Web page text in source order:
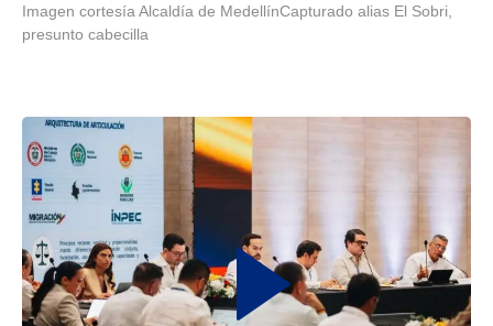
Imagen cortesía Alcaldía de MedellínCapturado alias El Sobri,
presunto cabecilla